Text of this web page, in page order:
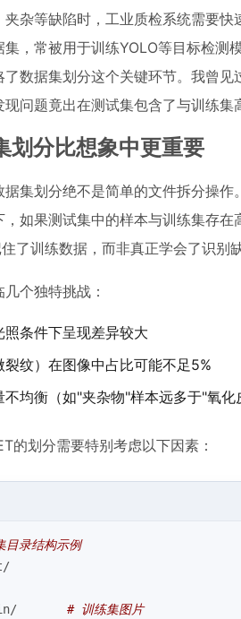
夹杂等缺陷时，工业质检系统需要
，常被用于训练YOLO等目标检测
数据集划分这个关键环节。我曾
问题竟出在测试集包含了与训练集
划分比想象中更重要
集划分绝不是简单的文件拆分操
如果测试集中的样本与训练集存
了训练数据，而非真正学会了识别
个独特挑战：
条件下呈现差异较大
纹）在图像中占比可能不足5%
不均衡（如"夹杂物"样本远多于"氧化
的划分需要特别考虑以下因素：
目录结构示例
train/ # 训练集图片